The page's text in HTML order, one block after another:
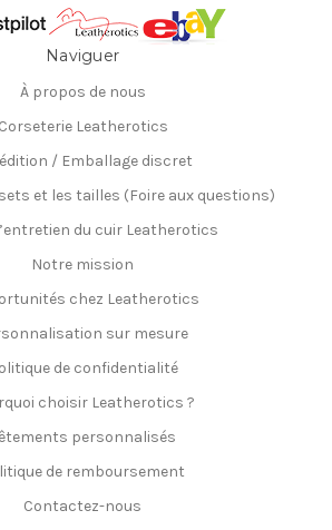
Naviguer
À propos de nous
Corseterie Leatherotics
/ Emballage discret
et les tailles (Foire aux questions)
du cuir Leatherotics
Notre mission
chez Leatherotics
sur mesure
de confidentialité
choisir Leatherotics ?
personnalisés
de remboursement
Contactez-nous